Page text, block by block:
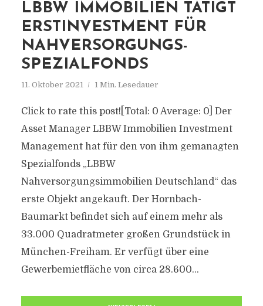
LBBW IMMOBILIEN TÄTIGT
ERSTINVESTMENT FÜR
NAHVERSORGUNGS-
SPEZIALFONDS
11. Oktober 2021 1 Min. Lesedauer
Click to rate this post![Total: 0 Average: 0] Der
Asset Manager LBBW Immobilien Investment
Management hat für den von ihm gemanagten
Spezialfonds „LBBW
Nahversorgungsimmobilien Deutschland“ das
erste Objekt angekauft. Der Hornbach-
Baumarkt befindet sich auf einem mehr als
33.000 Quadratmeter großen Grundstück in
München-Freiham. Er verfügt über eine
Gewerbemietfläche von circa 28.600...